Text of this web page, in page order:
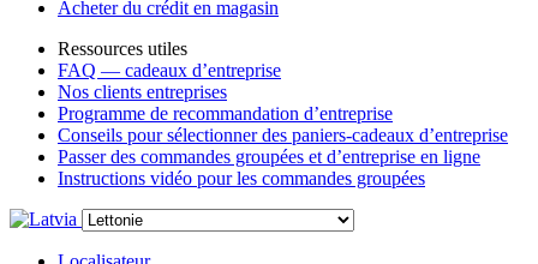
Acheter du crédit en magasin
Ressources utiles
FAQ — cadeaux d’entreprise
Nos clients entreprises
Programme de recommandation d’entreprise
Conseils pour sélectionner des paniers-cadeaux d’entreprise
Passer des commandes groupées et d’entreprise en ligne
Instructions vidéo pour les commandes groupées